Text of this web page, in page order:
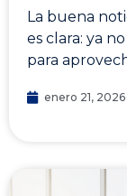
La buena
es clara: ya
para
enero 21, 2026